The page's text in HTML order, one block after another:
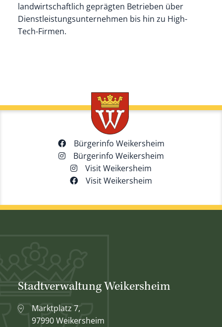
landwirtschaftlich geprägten Betrieben über
Dienstleistungsunternehmen bis hin zu High-
Tech-Firmen.
Bürgerinfo Weikersheim
Bürgerinfo Weikersheim
Visit Weikersheim
Visit Weikersheim
Stadtverwaltung Weikersheim
Marktplatz 7,
97990 Weikersheim